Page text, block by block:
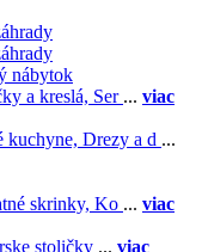
nábytok
a kreslá, Ser ... viac
kuchyne, Drezy a d ...
skrinky, Ko ... viac
stoličky ... viac